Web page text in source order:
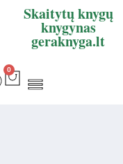
Skaitytų knygų
knygynas
geraknyga.lt
0